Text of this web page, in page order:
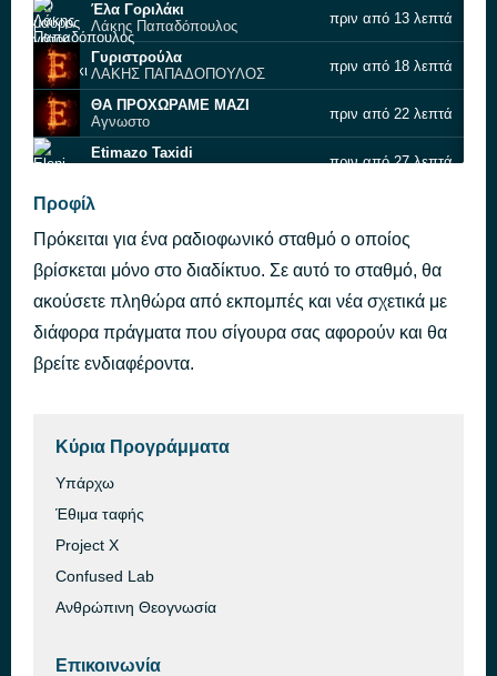
Έλα Γοριλάκι
Λάκης Παπαδόπουλος
πριν από 13 λεπτά
Γυριστρούλα
ΛΑΚΗΣ ΠΑΠΑΔΟΠΟΥΛΟΣ
πριν από 18 λεπτά
ΘΑ ΠΡΟΧΩΡΑΜΕ ΜΑΖΙ
Αγνωστο
πριν από 22 λεπτά
Etimazo Taxidi
πριν από 27 λεπτά
Εγινα για σενα τουρκος
Τσικαμπούμ
Γιάννης Κούτρας
Αλλού τρως
Γιάννης Μηλιώκας
πριν από 41 λεπτά
Δεν είμαστε καλά
Γιάννης Γιοκαρίνης
Προφίλ
Πρόκειται για ένα ραδιοφωνικό σταθμό ο οποίος
βρίσκεται μόνο στο διαδίκτυο. Σε αυτό το σταθμό, θα
ακούσετε πληθώρα από εκπομπές και νέα σχετικά με
διάφορα πράγματα που σίγουρα σας αφορούν και θα
βρείτε ενδιαφέροντα.
Κύρια Προγράμματα
Υπάρχω
Έθιμα ταφής
Project X
Confused Lab
Ανθρώπινη Θεογνωσία
Επικοινωνία